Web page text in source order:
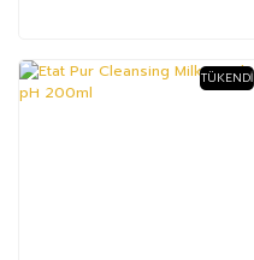
%54 TÜKENDI